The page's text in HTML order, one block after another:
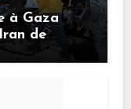
à Gaza
de